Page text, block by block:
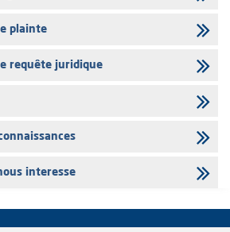
plainte
requête juridique
interesse